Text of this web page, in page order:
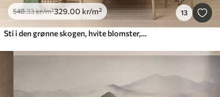
548.33kr/m²329.00 kr/m² 13
Sti i den grønne skogen, hvite blomster, sollys, tegning i akrylstil